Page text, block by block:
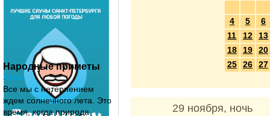
Народные приметы
лета
Все мы с нетерпением
ждем солнечного лета. Это
время, когда природа
4 5
6
11
12
13
18
19
20
25
26 27
29 ноября, ночь